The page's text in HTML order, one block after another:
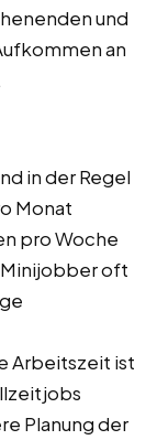
und
an
in der Regel
Monat
pro Woche
oft
Arbeitszeit ist
Planung der